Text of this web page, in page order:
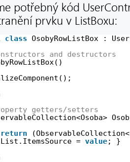
potřebný kód
prvku v ListBoxu:
class OsobyRowListBox :
and destructors
getters/setters
return
= value; }